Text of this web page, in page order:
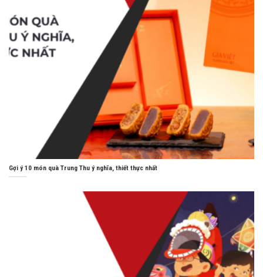
Gợi ý 10 món quà Trung Thu ý nghĩa, thiết thực nhất